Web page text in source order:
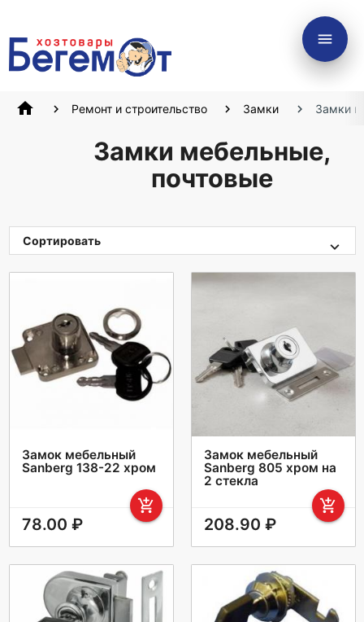
menu
home Ремонт и строительство Замки Замки
Замки мебельные,
почтовые
Сортировать
Замок мебельный
Sanberg 138-22 хром
add_shopping_cart
78.00 ₽
Замок мебельный
Sanberg 805 хром на
2 стекла
add_shopping_cart
208.90 ₽